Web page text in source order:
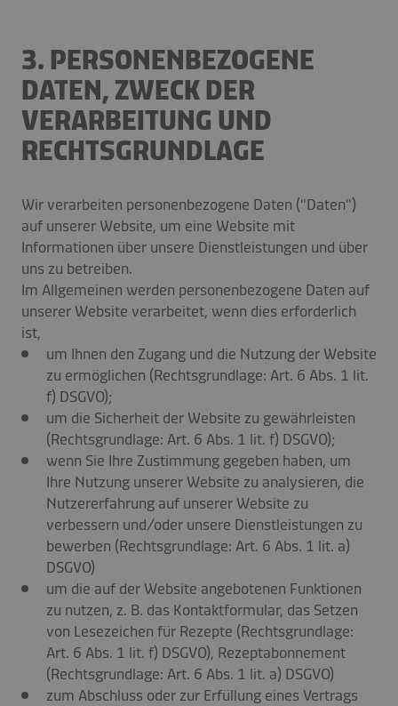
3. PERSONENBEZOGENE
DATEN, ZWECK DER
VERARBEITUNG UND
RECHTSGRUNDLAGE
Wir verarbeiten personenbezogene Daten ("Daten")
auf unserer Website, um eine Website mit
Informationen über unsere Dienstleistungen und über
uns zu betreiben.
Im Allgemeinen werden personenbezogene Daten auf
unserer Website verarbeitet, wenn dies erforderlich
ist,
um Ihnen den Zugang und die Nutzung der Website
zu ermöglichen (Rechtsgrundlage: Art. 6 Abs. 1 lit.
f) DSGVO);
um die Sicherheit der Website zu gewährleisten
(Rechtsgrundlage: Art. 6 Abs. 1 lit. f) DSGVO);
wenn Sie Ihre Zustimmung gegeben haben, um
Ihre Nutzung unserer Website zu analysieren, die
Nutzererfahrung auf unserer Website zu
verbessern und/oder unsere Dienstleistungen zu
bewerben (Rechtsgrundlage: Art. 6 Abs. 1 lit. a)
DSGVO)
um die auf der Website angebotenen Funktionen
zu nutzen, z. B. das Kontaktformular, das Setzen
von Lesezeichen für Rezepte (Rechtsgrundlage:
Art. 6 Abs. 1 lit. f) DSGVO), Rezeptabonnement
(Rechtsgrundlage: Art. 6 Abs. 1 lit. a) DSGVO)
zum Abschluss oder zur Erfüllung eines Vertrags